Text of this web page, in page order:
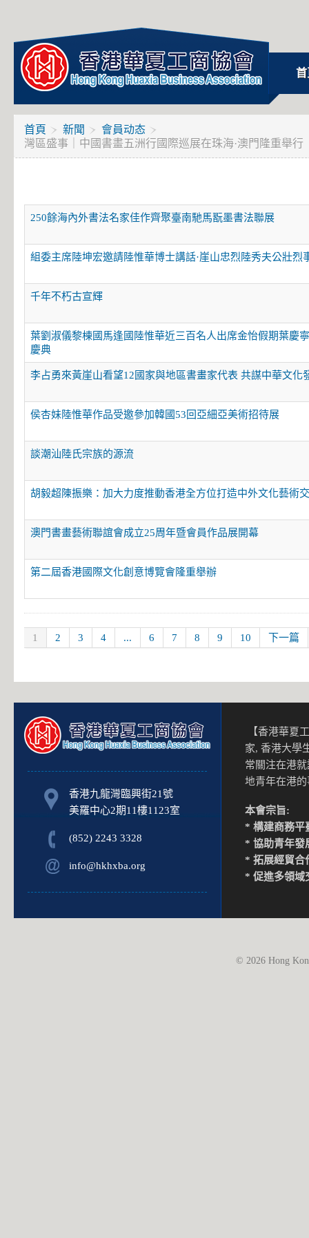
首
首頁 新聞
會員动态
灣區盛事｜中國書畫五洲行國際巡展在珠海·澳門隆重舉行
250餘海內外書法名家佳作齊聚臺南馳馬翫墨書法聯展
組委主席陸坤宏邀請陸惟華博士講話·崖山忠烈陸秀夫公壯烈
千年不朽古宣輝
葉劉淑儀黎棟國馬逢國陸惟華近三百名人出席金怡假期葉慶
慶典
李占勇來黃崖山看望12國家與地區書畫家代表 共謀中華文化
侯杏妹陸惟華作品受邀參加韓國53回亞細亞美術招待展
談潮汕陸氏宗族的源流
胡毅超陳振樂：加大力度推動香港全方位打造中外文化藝術
澳門書畫藝術聯誼會成立25周年暨會員作品展開幕
第二屆香港國際文化創意博覽會隆重舉辦
1 2 3 4 ... 6 7 8 9 10 下一篇
香港九龍灣臨興街21號
美羅中心2期11樓1123室
(852) 2243 3328
info@hkhxba.org
【香港華夏
家, 香港大學
常關注在港
地青年在港
本會宗旨:
* 構建商務平
* 協助青年發
* 拓展經貿合
* 促進多領域
© 2026 Hong